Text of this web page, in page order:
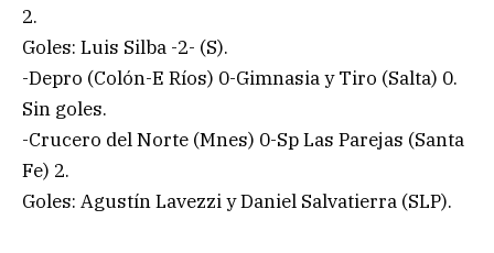
2.
Goles: Luis Silba -2- (S).
-Depro (Colón-E Ríos) 0-Gimnasia y Tiro (Salta) 0.
Sin goles.
-Crucero del Norte (Mnes) 0-Sp Las Parejas (Santa
Fe) 2.
Goles: Agustín Lavezzi y Daniel Salvatierra (SLP).